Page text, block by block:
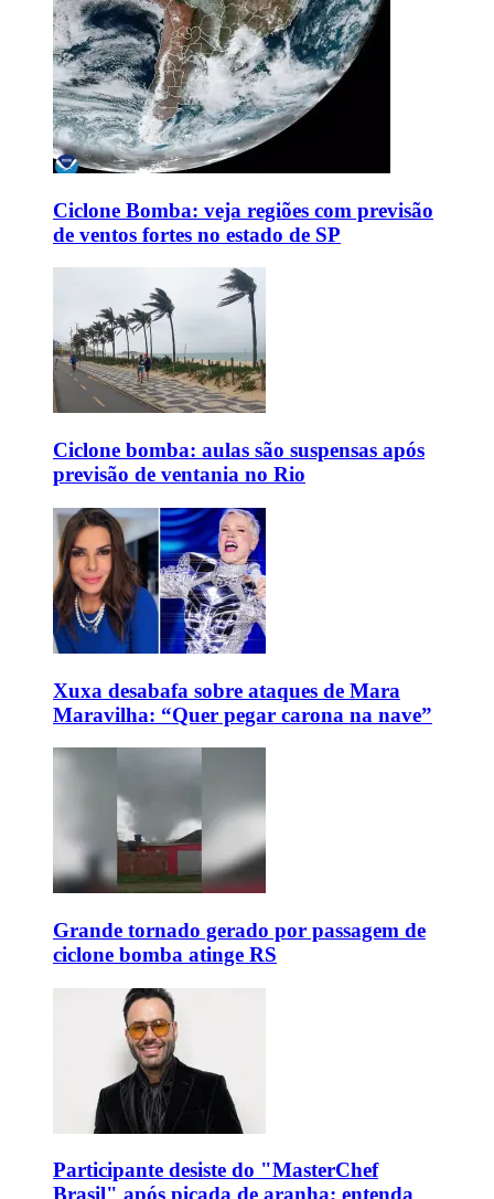
Ciclone Bomba: veja regiões com previsão
de ventos fortes no estado de SP
Ciclone bomba: aulas são suspensas após
previsão de ventania no Rio
Xuxa desabafa sobre ataques de Mara
Maravilha: “Quer pegar carona na nave”
Grande tornado gerado por passagem de
ciclone bomba atinge RS
Participante desiste do "MasterChef